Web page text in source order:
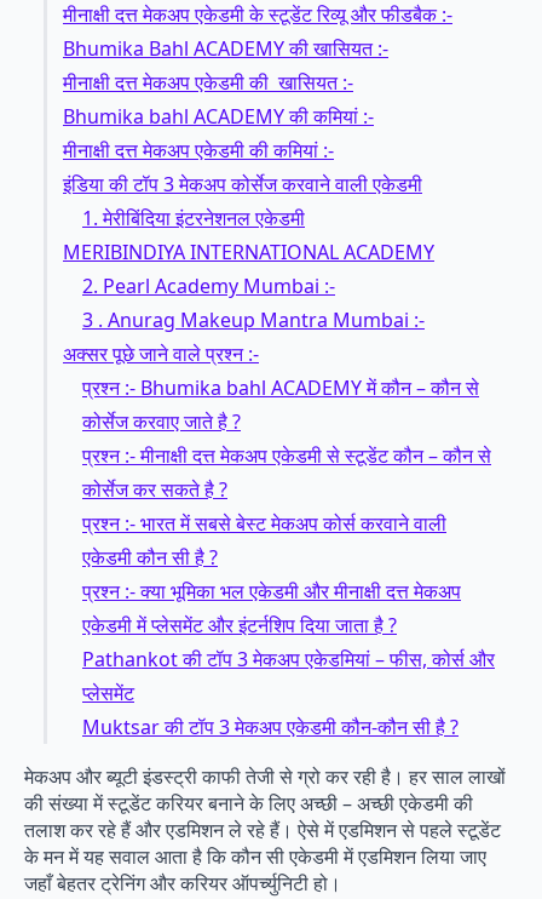
मीनाक्षी दत्त मेकअप एकेडमी के स्टूडेंट रिव्यू और फीडबैक :-
Bhumika Bahl ACADEMY की खासियत :-
मीनाक्षी दत्त मेकअप एकेडमी की खासियत :-
Bhumika bahl ACADEMY की कमियां :-
मीनाक्षी दत्त मेकअप एकेडमी की कमियां :-
इंडिया की टॉप 3 मेकअप कोर्सेज करवाने वाली एकेडमी
1. मेरीबिंदिया इंटरनेशनल एकेडमी
MERIBINDIYA INTERNATIONAL ACADEMY
2. Pearl Academy Mumbai :-
3 . Anurag Makeup Mantra Mumbai :-
अक्सर पूछे जाने वाले प्रश्न :-
प्रश्न :- Bhumika bahl ACADEMY में कौन – कौन से
कोर्सेज करवाए जाते है ?
प्रश्न :- मीनाक्षी दत्त मेकअप एकेडमी से स्टूडेंट कौन – कौन से
कोर्सेज कर सकते है ?
प्रश्न :- भारत में सबसे बेस्ट मेकअप कोर्स करवाने वाली
एकेडमी कौन सी है ?
प्रश्न :- क्या भूमिका भल एकेडमी और मीनाक्षी दत्त मेकअप
एकेडमी में प्लेसमेंट और इंटर्नशिप दिया जाता है ?
Pathankot की टॉप 3 मेकअप एकेडमियां – फीस, कोर्स और
प्लेसमेंट
Muktsar की टॉप 3 मेकअप एकेडमी कौन-कौन सी है ?
मेकअप और ब्यूटी इंडस्ट्री काफी तेजी से ग्रो कर रही है। हर साल लाखों
की संख्या में स्टूडेंट करियर बनाने के लिए अच्छी – अच्छी एकेडमी की
तलाश कर रहे हैं और एडमिशन ले रहे हैं। ऐसे में एडमिशन से पहले स्टूडेंट
के मन में यह सवाल आता है कि कौन सी एकेडमी में एडमिशन लिया जाए
जहाँ बेहतर ट्रेनिंग और करियर ऑपर्च्युनिटी हो।